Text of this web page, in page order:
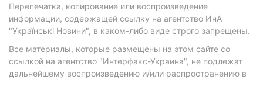
Перепечатка, копирование или воспроизведение
информации, содержащей ссылку на агентство ИнА
"Українські Новини", в каком-либо виде строго запрещены.
Все материалы, которые размещены на этом сайте со
ссылкой на агентство "Интерфакс-Украина", не подлежат
дальнейшему воспроизведению и/или распространению в